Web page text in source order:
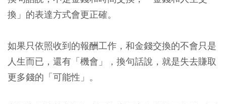
換」的表達方式會更正確。
如果只依照收到的報酬工作，和金錢交換的不會只是
人生而已，還有「機會」，換句話說，就是失去賺取
更多錢的「可能性」。